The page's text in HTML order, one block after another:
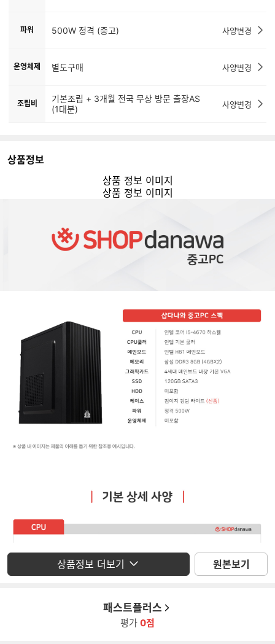
파워 500W 정격 (중고) 사양변경
운영체제 별도구매 사양변경
조립비
기본조립 + 3개월 전국 무상 방문 출장AS
(1대분)
사양변경
상품정보
상품정보 더보기 원본보기
패스트플러스
평가 0점